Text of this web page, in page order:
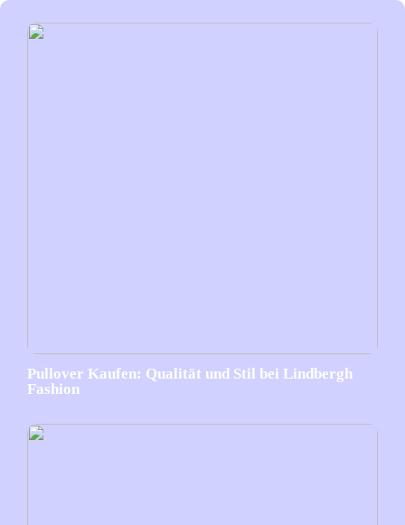
Pullover Kaufen: Qualität und Stil bei Lindbergh
Fashion